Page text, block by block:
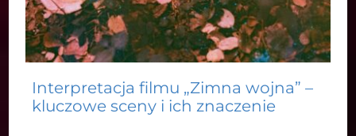
Interpretacja filmu „Zimna wojna” –
kluczowe sceny i ich znaczenie